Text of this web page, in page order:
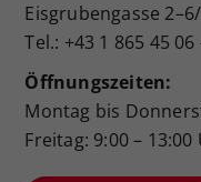
Eisgrubengasse
Tel.: +43 1 865 45 06
Öffnungszeiten:
Montag bis
Freitag: 9:00 – 13:00